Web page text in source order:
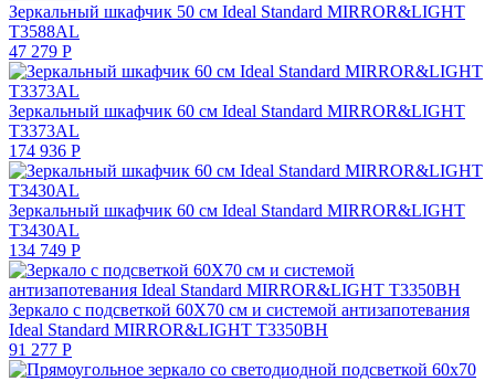
Зеркальный шкафчик 50 см Ideal Standard MIRROR&LIGHT
T3588AL
47 279 Р
Зеркальный шкафчик 60 см Ideal Standard MIRROR&LIGHT
T3373AL
174 936 Р
Зеркальный шкафчик 60 см Ideal Standard MIRROR&LIGHT
T3430AL
134 749 Р
Зеркало с подсветкой 60X70 см и системой антизапотевания
Ideal Standard MIRROR&LIGHT T3350BH
91 277 Р